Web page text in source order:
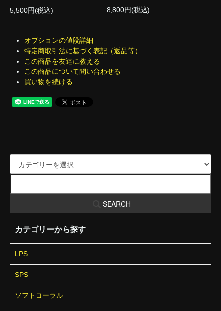
5,500円(税込)
8,800円(税込)
オプションの値段詳細
特定商取引法に基づく表記（返品等）
この商品を友達に教える
この商品について問い合わせる
買い物を続ける
SEARCH
カテゴリーから探す
LPS
SPS
ソフトコーラル